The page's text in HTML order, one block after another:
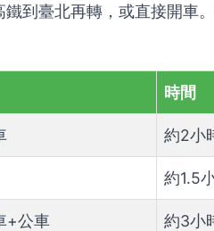
到臺北再轉，或直接開車
時間
約2小
約1.5
+公車 約3小